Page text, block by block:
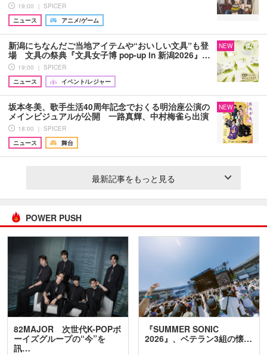
19:00 ｜ SPICER
ニュース
アニメ/ゲーム
新潟にちなんだご当地アイテムや“おいしい文具”も登
場 文具の祭典『文具女子博 pop-up in 新潟2026』…
19:00 ｜ SPICER
ニュース
イベント/レジャー
NEW
坂本冬美、歌手生活40周年記念でおくる明治座公演の
メインビジュアルが公開 一路真輝、中村梅雀ら出演
18:00 ｜ SPICER
ニュース
舞台
NEW
最新記事をもっと見る
POWER PUSH
82MAJOR 次世代K-POPボ
ーイズグループの“今”を
訊…
『SUMMER SONIC
2026』、ベテラン3組の懐…